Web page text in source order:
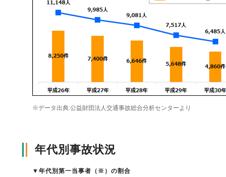
傷害保険
規範、方針、指針・基準、ガイドライン等
お客様の声を受けた取り組み
「損害保険登録鑑定人」認定試験
統計
お知らせトップ
相談・通報等窓口
※データ出典:公益財団法人交通事故総合分析センターより
年代別事故状況
▼ 年代別第一当事者（※）の割合